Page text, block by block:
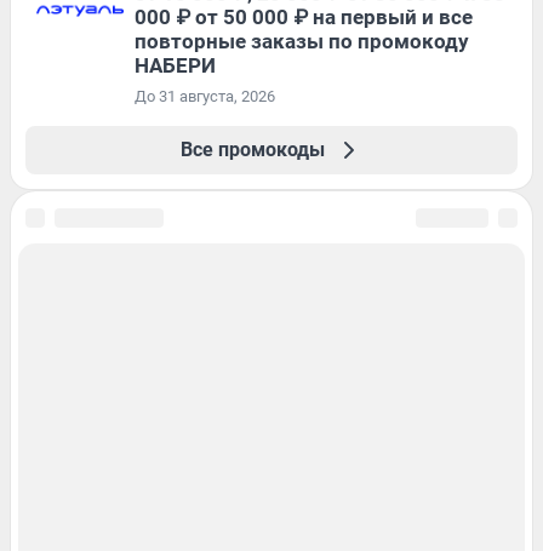
000 ₽ от 50 000 ₽ на первый и все
повторные заказы по промокоду
НАБЕРИ
До 31 августа, 2026
Все промокоды